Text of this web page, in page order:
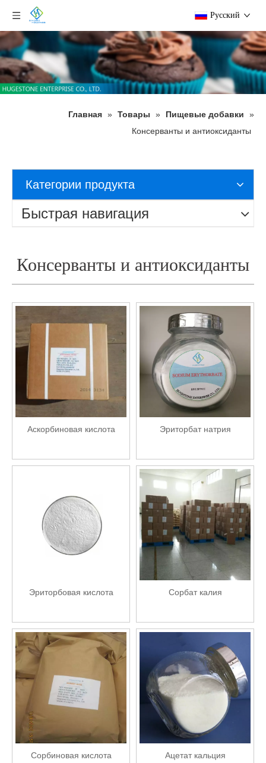
Pусский
Главная » Товары » Пищевые добавки
»
Консерванты и антиоксиданты
Категории продукта
Быстрая навигация
Консерванты и антиоксиданты
Аскорбиновая кислота Эриторбат натрия
Эриторбовая кислота Сорбат калия
Сорбиновая кислота Ацетат кальция